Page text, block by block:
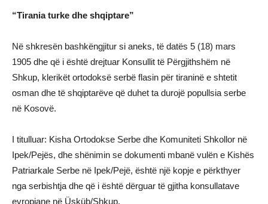
“Tirania turke dhe shqiptare”
Në shkresën bashkëngjitur si aneks, të datës 5 (18) mars
1905 dhe që i është drejtuar Konsullit të Përgjithshëm në
Shkup, klerikët ortodoksë serbë flasin për tiraninë e shtetit
osman dhe të shqiptarëve që duhet ta durojë popullsia serbe
në Kosovë.
I titulluar: Kisha Ortodokse Serbe dhe Komuniteti Shkollor në
Ipek/Pejës, dhe shënimin se dokumenti mbanë vulën e Kishës
Patriarkale Serbe në Ipek/Pejë, është një kopje e përkthyer
nga serbishtja dhe që i është dërguar të gjitha konsullatave
evropiane në Üsküb/Shkup.